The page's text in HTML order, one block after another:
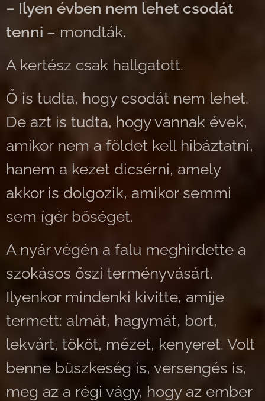
– Ilyen évben nem lehet csodát
tenni – mondták.
A kertész csak hallgatott.
Ő is tudta, hogy csodát nem lehet.
De azt is tudta, hogy vannak évek,
amikor nem a földet kell hibáztatni,
hanem a kezet dicsérni, amely
akkor is dolgozik, amikor semmi
sem ígér bőséget.
A nyár végén a falu meghirdette a
szokásos őszi terményvásárt.
Ilyenkor mindenki kivitte, amije
termett: almát, hagymát, bort,
lekvárt, tököt, mézet, kenyeret. Volt
benne büszkeség is, versengés is,
meg az a régi vágy, hogy az ember